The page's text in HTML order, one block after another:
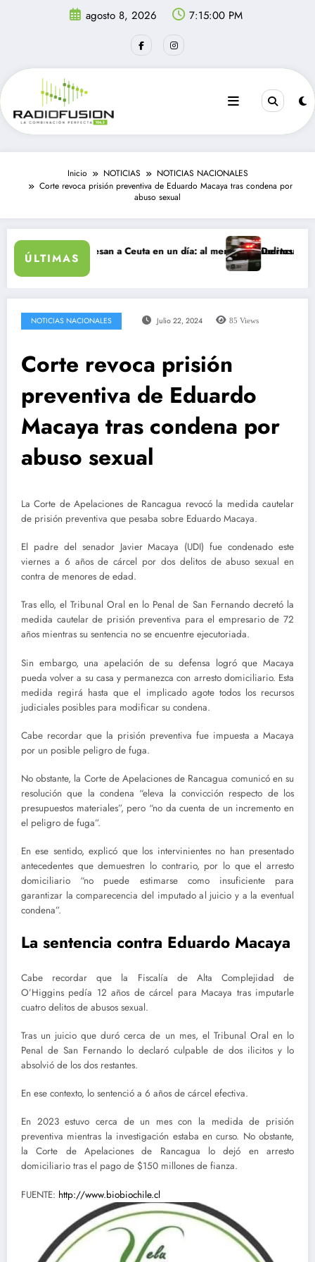
agosto 8, 2026 7:15:00 PM
Inicio NOTICIAS
NOTICIAS NACIONALES
Corte revoca prisión preventiva de Eduardo Macaya tras condena por
abuso sexual
ÚLTIMAS
ingresan a Ceuta en un día: al menos 34 muertos en la
Delincuentes
NOTICIAS NACIONALES Julio 22, 2024 85 Views
Corte revoca prisión
preventiva de Eduardo
Macaya tras condena por
abuso sexual
La Corte de Apelaciones de Rancagua revocó la medida cautelar
de prisión preventiva que pesaba sobre Eduardo Macaya.
El padre del senador Javier Macaya (UDI) fue condenado este
viernes a 6 años de cárcel por dos delitos de abuso sexual en
contra de menores de edad.
Tras ello, el Tribunal Oral en lo Penal de San Fernando decretó la
medida cautelar de prisión preventiva para el empresario de 72
años mientras su sentencia no se encuentre ejecutoriada.
Sin embargo, una apelación de su defensa logró que Macaya
pueda volver a su casa y permanezca con arresto domiciliario. Esta
medida regirá hasta que el implicado agote todos los recursos
judiciales posibles para modificar su condena.
Cabe recordar que la prisión preventiva fue impuesta a Macaya
por un posible peligro de fuga.
No obstante, la Corte de Apelaciones de Rancagua comunicó en su
resolución que la condena “eleva la convicción respecto de los
presupuestos materiales”, pero “no da cuenta de un incremento en
el peligro de fuga”.
En ese sentido, explicó que los intervinientes no han presentado
antecedentes que demuestren lo contrario, por lo que el arresto
domiciliario “no puede estimarse como insuficiente para
garantizar la comparecencia del imputado al juicio y a la eventual
condena”.
La sentencia contra Eduardo Macaya
Cabe recordar que la Fiscalía de Alta Complejidad de
O’Higgins pedía 12 años de cárcel para Macaya tras imputarle
cuatro delitos de abusos sexual.
Tras un juicio que duró cerca de un mes, el Tribunal Oral en lo
Penal de San Fernando lo declaró culpable de dos ilicitos y lo
absolvió de los dos restantes.
En ese contexto, lo sentenció a 6 años de cárcel efectiva.
En 2023 estuvo cerca de un mes con la medida de prisión
preventiva mientras la investigación estaba en curso. No obstante,
la Corte de Apelaciones de Rancagua lo dejó en arresto
domiciliario tras el pago de $150 millones de fianza.
FUENTE: http://www.biobiochile.cl